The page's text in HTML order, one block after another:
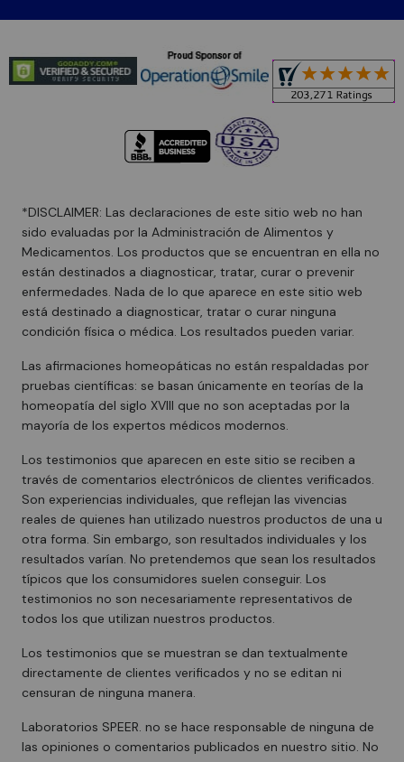
*DISCLAIMER: Las declaraciones de este sitio web no han
sido evaluadas por la Administración de Alimentos y
Medicamentos. Los productos que se encuentran en ella no
están destinados a diagnosticar, tratar, curar o prevenir
enfermedades. Nada de lo que aparece en este sitio web
está destinado a diagnosticar, tratar o curar ninguna
condición física o médica. Los resultados pueden variar.
Las afirmaciones homeopáticas no están respaldadas por
pruebas científicas: se basan únicamente en teorías de la
homeopatía del siglo XVIII que no son aceptadas por la
mayoría de los expertos médicos modernos.
Los testimonios que aparecen en este sitio se reciben a
través de comentarios electrónicos de clientes verificados.
Son experiencias individuales, que reflejan las vivencias
reales de quienes han utilizado nuestros productos de una u
otra forma. Sin embargo, son resultados individuales y los
resultados varían. No pretendemos que sean los resultados
típicos que los consumidores suelen conseguir. Los
testimonios no son necesariamente representativos de
todos los que utilizan nuestros productos.
Los testimonios que se muestran se dan textualmente
directamente de clientes verificados y no se editan ni
censuran de ninguna manera.
Laboratorios SPEER. no se hace responsable de ninguna de
las opiniones o comentarios publicados en nuestro sitio. No